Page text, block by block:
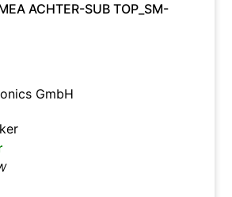
ACHTER-SUB TOP_SM-
GmbH